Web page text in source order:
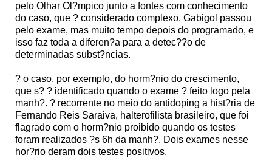
pelo Olhar Ol?mpico junto a fontes com conhecimento
do caso, que ? considerado complexo. Gabigol passou
pelo exame, mas muito tempo depois do programado, e
isso faz toda a diferen?a para a detec??o de
determinadas subst?ncias.
? o caso, por exemplo, do horm?nio do crescimento,
que s? ? identificado quando o exame ? feito logo pela
manh?. ? recorrente no meio do antidoping a hist?ria de
Fernando Reis Saraiva, halterofilista brasileiro, que foi
flagrado com o horm?nio proibido quando os testes
foram realizados ?s 6h da manh?. Dois exames nesse
hor?rio deram dois testes positivos.